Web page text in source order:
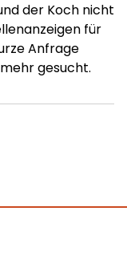
der Koch nicht
für
Anfrage
gesucht.